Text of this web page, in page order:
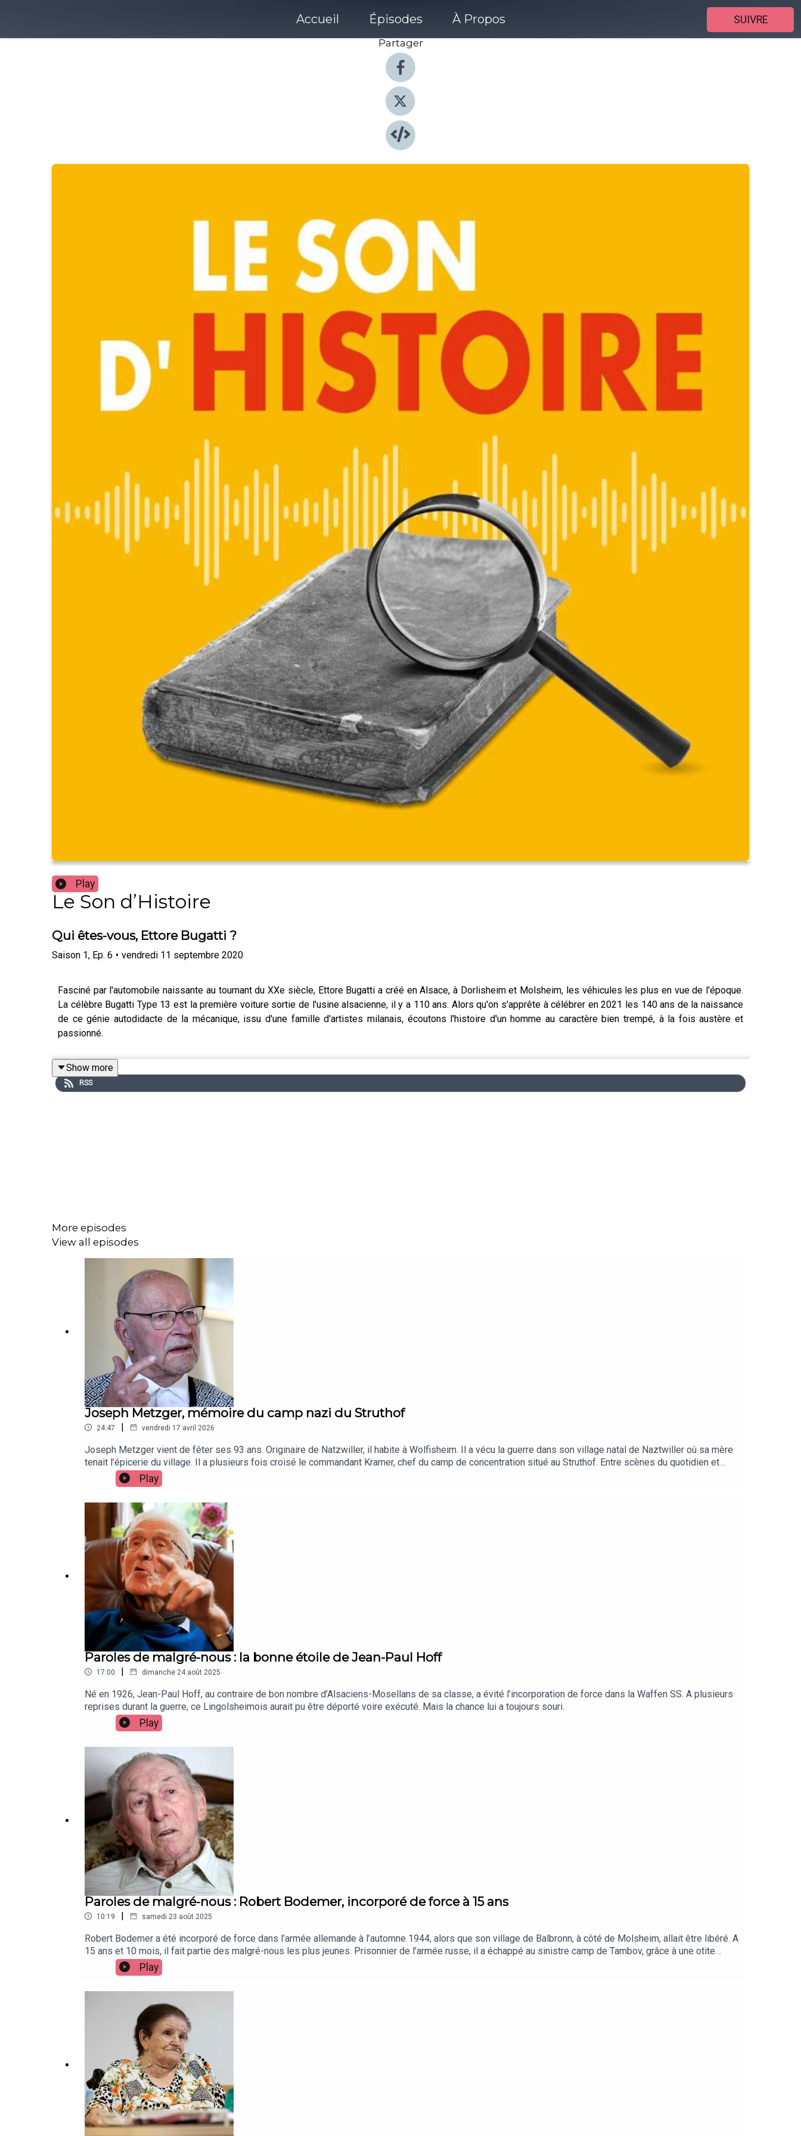
Accueil Épisodes À Propos
SUIVRE
Partager
Play
Le Son d’Histoire
Qui êtes-vous, Ettore Bugatti ?
Saison 1, Ep. 6 • vendredi 11 septembre 2020
Fasciné par l'automobile naissante au tournant du XXe siècle, Ettore Bugatti a créé en Alsace, à Dorlisheim et Molsheim, les véhicules les plus en vue de l'époque.
La célèbre Bugatti Type 13 est la première voiture sortie de l'usine alsacienne, il y a 110 ans. Alors qu'on s'apprête à célébrer en 2021 les 140 ans de la naissance
de ce génie autodidacte de la mécanique, issu d'une famille d'artistes milanais, écoutons l'histoire d'un homme au caractère bien trempé, à la fois austère et
passionné.
Show more
RSS
More episodes
View all episodes
Joseph Metzger, mémoire du camp nazi du Struthof
24:47 | vendredi 17 avril 2026
Joseph Metzger vient de fêter ses 93 ans. Originaire de Natzwiller, il habite à Wolfisheim. Il a vécu la guerre dans son village natal de Naztwiller où sa mère
tenait l’épicerie du village. Il a plusieurs fois croisé le commandant Kramer, chef du camp de concentration situé au Struthof. Entre scènes du quotidien et
souvenirs glaçants, il raconte à notre micro une part sombre de l'histoire alsacienne, telle qu'il l'a vécue de l'intérieur.
Play
Paroles de malgré-nous : la bonne étoile de Jean-Paul Hoff
17:00 | dimanche 24 août 2025
Né en 1926, Jean-Paul Hoff, au contraire de bon nombre d’Alsaciens-Mosellans de sa classe, a évité l’incorporation de force dans la Waffen SS. A plusieurs
reprises durant la guerre, ce Lingolsheimois aurait pu être déporté voire exécuté. Mais la chance lui a toujours souri.
Play
Paroles de malgré-nous : Robert Bodemer, incorporé de force à 15 ans
10:19 | samedi 23 août 2025
Robert Bodemer a été incorporé de force dans l’armée allemande à l’automne 1944, alors que son village de Balbronn, à côté de Molsheim, allait être libéré. A
15 ans et 10 mois, il fait partie des malgré-nous les plus jeunes. Prisonnier de l’armée russe, il a échappé au sinistre camp de Tambov, grâce à une otite
Play